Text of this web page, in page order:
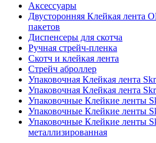
Аксессуары
Двусторонняя Клейкая лента
пакетов
Диспенсеры для скотча
Ручная стрейч-пленка
Скотч и клейкая лента
Стрейч аброллер
Упаковочная Клейкая лента
Упаковочная Клейкая лента
Упаковочные Клейкие ленты
Упаковочные Клейкие ленты
Упаковочные Клейкие ленты
металлизированная